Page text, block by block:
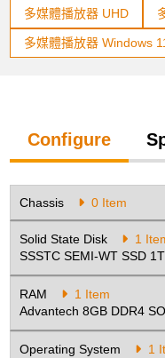
多媒體播放器 UHD
多媒體播放器 Windows
Configure
Chassis 0 Item
Solid State Disk
1
SSSTC SEMI-WT SSD
RAM
1 Item
Advantech 8GB DDR4
Operating System
1